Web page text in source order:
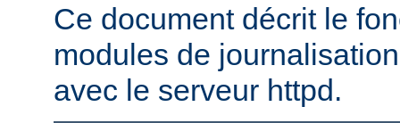
Ce document décrit le
modules de
avec le serveur httpd.